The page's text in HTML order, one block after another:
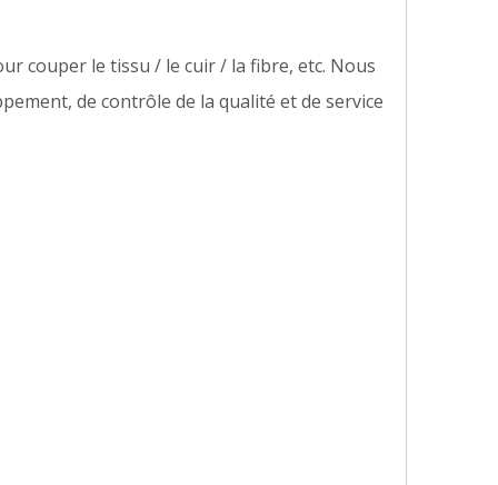
couper le tissu / le cuir / la fibre, etc. Nous
de contrôle de la qualité et de service